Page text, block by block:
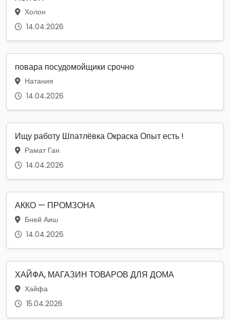
Холон
14.04.2026
повара посудомойщики срочно
Натания
14.04.2026
Ищу работу Шпатлёвка Окраска Опыт есть !
Рамат Ган
14.04.2026
АККО — ПРОМЗОНА
Бней Аиш
14.04.2026
ХАЙФА, МАГАЗИН ТОВАРОВ ДЛЯ ДОМА
Хайфа
15.04.2026